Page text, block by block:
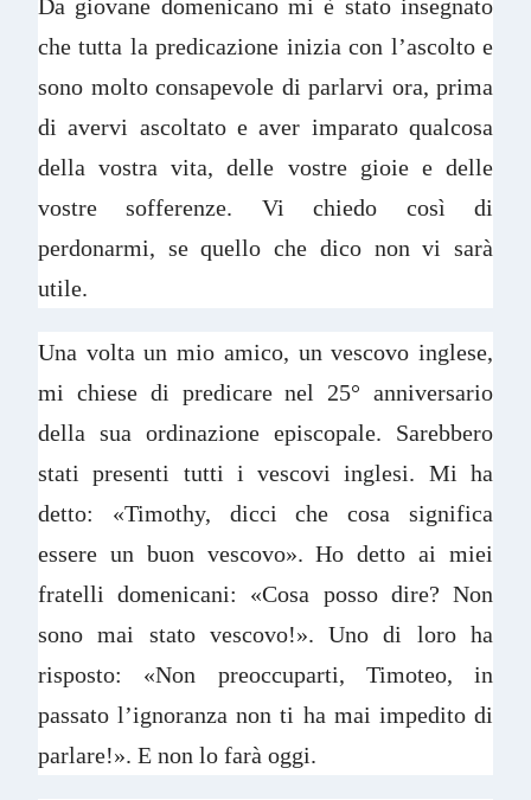
Da giovane domenicano mi è stato insegnato
che tutta la predicazione inizia con l’ascolto e
sono molto consapevole di parlarvi ora, prima
di avervi ascoltato e aver imparato qualcosa
della vostra vita, delle vostre gioie e delle
vostre sofferenze. Vi chiedo così di
perdonarmi, se quello che dico non vi sarà
utile.
Una volta un mio amico, un vescovo inglese,
mi chiese di predicare nel 25° anniversario
della sua ordinazione episcopale. Sarebbero
stati presenti tutti i vescovi inglesi. Mi ha
detto: «Timothy, dicci che cosa significa
essere un buon vescovo». Ho detto ai miei
fratelli domenicani: «Cosa posso dire? Non
sono mai stato vescovo!». Uno di loro ha
risposto: «Non preoccuparti, Timoteo, in
passato l’ignoranza non ti ha mai impedito di
parlare!». E non lo farà oggi.